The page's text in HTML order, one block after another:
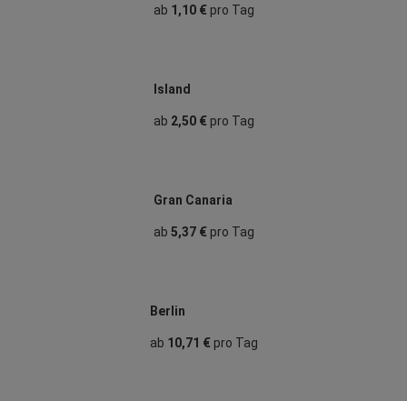
ab 1,10 €pro Tag
Island
ab 2,50 €pro Tag
Gran Canaria
ab 5,37 €pro Tag
Berlin
ab 10,71 €pro Tag